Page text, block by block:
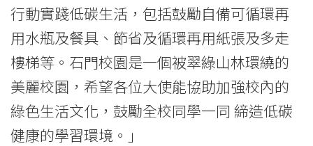
學
院
消
息
行動實踐低碳生活，包括鼓勵自備可循環再
用水瓶及餐具、節省及循環再用紙張及多走
樓梯等。石門校園是一個被翠綠山林環繞的
美麗校園，希望各位大使能協助加強校內的
綠色生活文化，鼓勵全校同學一同 締造低碳
健康的學習環境。」